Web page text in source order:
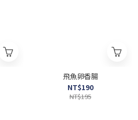
飛魚卵香腸
NT$190
NT$195